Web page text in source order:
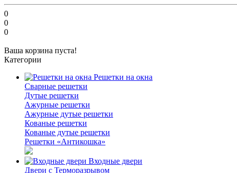
0
0
0
Ваша корзина пуста!
Категории
Решетки на окна
Сварные решетки
Дутые решетки
Ажурные решетки
Ажурные дутые решетки
Кованые решетки
Кованые дутые решетки
Решетки «Антикошка»
Входные двери
Двери с Терморазрывом